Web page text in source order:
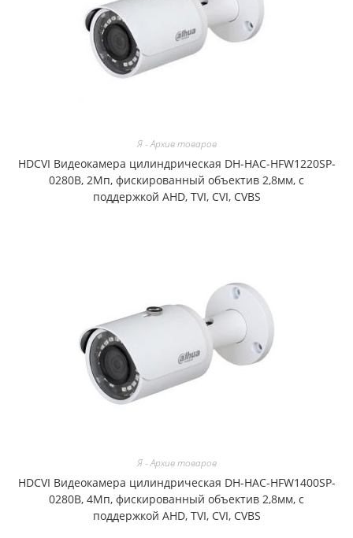
Я - Архив товаров
HDCVI Видеокамера цилиндрическая DH-HAC-HFW1220SP-
0280B, 2Мп, фискированный объектив 2,8мм, с
поддержкой AHD, TVI, CVI, CVBS
Я - Архив товаров
HDCVI Видеокамера цилиндрическая DH-HAC-HFW1400SP-
0280B, 4Мп, фискированный объектив 2,8мм, с
поддержкой AHD, TVI, CVI, CVBS